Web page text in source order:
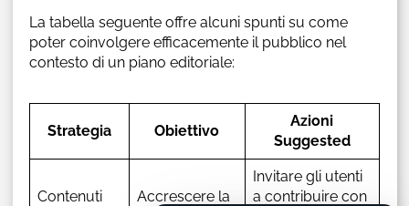
La tabella seguente offre alcuni spunti su come
poter coinvolgere efficacemente il pubblico nel
contesto di un piano editoriale:
Strategia Obiettivo
Azioni
Suggested
Contenuti
Accrescere la
Invitare gli utenti
a contribuire con